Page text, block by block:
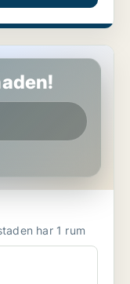
att hyra i Kalmar Bostaden har 1 rum